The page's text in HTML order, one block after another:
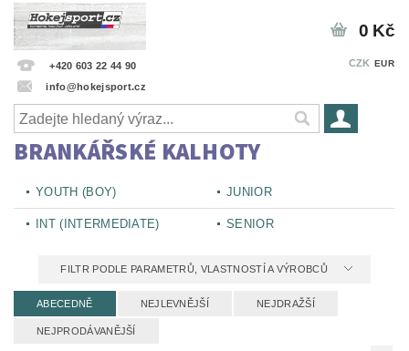
+420 603 22 44 90
info@hokejsport.cz
CZK EUR
0 Kč
BRANKÁŘSKÉ KALHOTY
YOUTH (BOY) JUNIOR
INT (INTERMEDIATE) SENIOR
FILTR PODLE PARAMETRŮ, VLASTNOSTÍ A VÝROBCŮ
ABECEDNĚ NEJLEVNĚJŠÍ NEJDRAŽŠÍ
NEJPRODÁVANĚJŠÍ